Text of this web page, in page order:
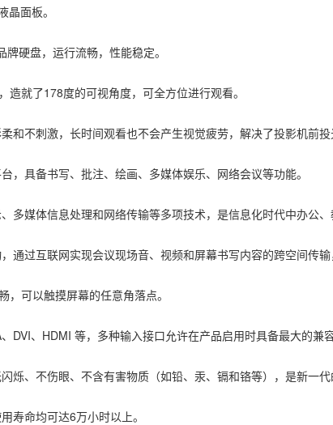
面板。
硬盘，运行流畅，性能稳定。
就了178度的可视角度，可全方位进行观看。
不刺激，长时间观看也不会产生视觉疲劳，解决了投影机前投
具备书写、批注、绘画、多媒体娱乐、网络会议等功能。
媒体信息处理和网络传输等多项技术，是信息化时代中办公、
过互联网实现会议现场音、视频和屏幕书写内容的跨空间传输
可以触摸屏幕的任意角落点。
、HDMI 等，多种输入接口允许在产品启用时具备最大的兼
、不伤眼、不含有害物质（如铅、汞、镉和铬等），是新一代
命均可达6万小时以上。